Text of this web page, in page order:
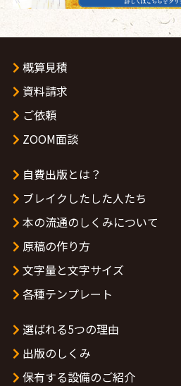
概算見積
資料請求
ご依頼
ZOOM面談
自費出版とは？
ブレイクしたした人たち
本の流通のしくみについて
原稿の作り方
文字量と文字サイズ
各種テンプレート
選ばれる5つの理由
出版のしくみ
保有する設備のご紹介